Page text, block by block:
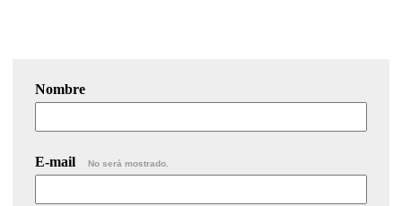
Nombre
E-mail No será mostrado.